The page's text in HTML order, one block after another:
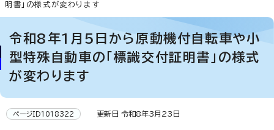
明書」の様式が変わります
令和8年1月5日から原動機付自転車や小
型特殊自動車の「標識交付証明書」の様式
が変わります
ページID1018322 更新日 令和8年3月23日